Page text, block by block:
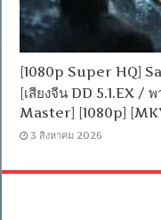
[1080p Super HQ]
[เสียงจีน DD 5.1.EX /
Master] [1080p]
3 สิงหาคม 2026